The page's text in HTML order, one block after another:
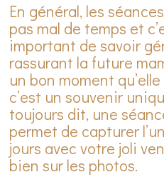
En général, les
pas mal de temps et
important de savoir
rassurant la future
un bon moment
c’est un souvenir
toujours dit, une
permet de capturer
jours avec votre joli
bien sur les photos.